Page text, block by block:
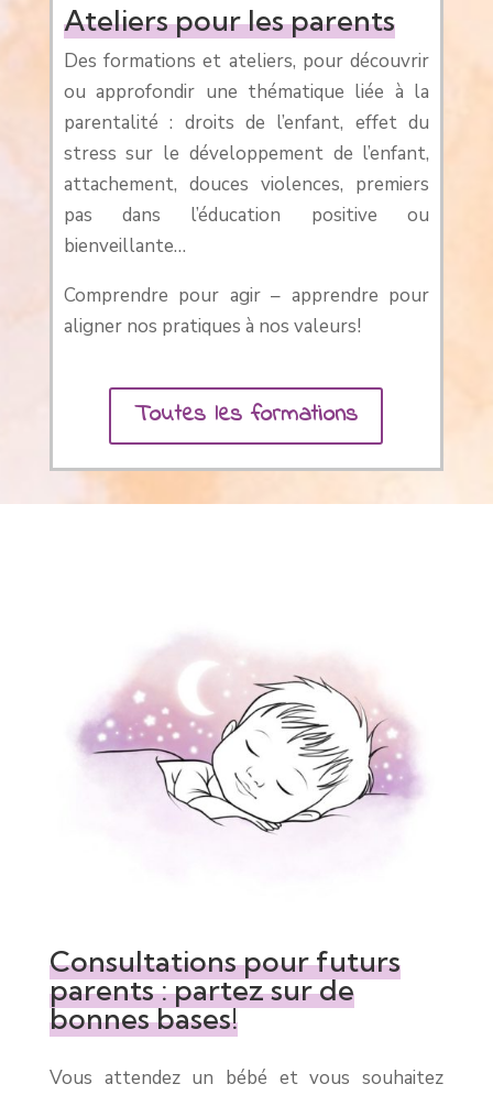
Ateliers pour les parents
Des formations et ateliers, pour découvrir
ou approfondir une thématique liée à la
parentalité : droits de l’enfant, effet du
stress sur le développement de l’enfant,
attachement, douces violences, premiers
pas dans l’éducation positive ou
bienveillante…
Comprendre pour agir – apprendre pour
aligner nos pratiques à nos valeurs!
Toutes les formations
Consultations pour futurs
parents : partez sur de
bonnes bases!
Vous attendez un bébé et vous souhaitez